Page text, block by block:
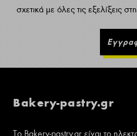
σχετικά με όλες τις εξελίξεις
Bakery-pastry.gr
Το Bakery-pastry.gr είναι το